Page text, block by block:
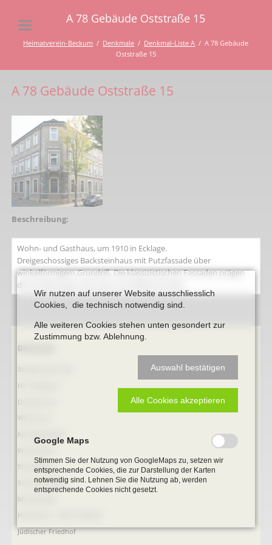
A 78 Gebäude Oststraße 15
Heimatverein-Beckum Denkmale Denkmal-Liste A
A 78 Gebäude
Oststraße 15
A 78 Gebäude Oststraße 15
Beschreibung:
Wohn- und Gasthaus, um 1910 in Ecklage.
Dreigeschossiges Backsteinhaus mit Putzfassade über
winkelförmigem Grundriß. Die klassizistischen Fassaden prägen
die Straßenzüge Oststraße und Wilhlemstraße.
Navigation
Denkmale
Stephanus-Kirche
Hist. Rathaus
Domitorium
Wehrturm
Köttings Mühle
Windmühle
Ständehaus
Schmiede Galen
Mariensäule
Hochkreuz - Alter Friedhof
Jüdischer Friedhof
Wir nutzen auf unserer Website ausschliesslich
Cookies, die technisch notwendig sind.
Alle weiteren Cookies stehen unten gesondert zur
Zustimmung bzw. Ablehnung.
Auswahl bestätigen
Alle Cookies akzeptieren
Google Maps
Stimmen Sie der Nutzung von GoogleMaps zu, setzen wir
entsprechende Cookies, die zur Darstellung der Karten
notwendig sind. Lehnen Sie die Nutzung ab, werden
entsprechende Cookies nicht gesetzt.